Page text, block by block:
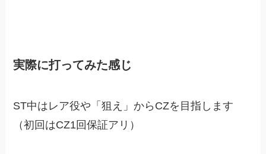
実際に打ってみた感じ
ST中はレア役や「狙え」からCZを目指します
（初回はCZ1回保証アリ）